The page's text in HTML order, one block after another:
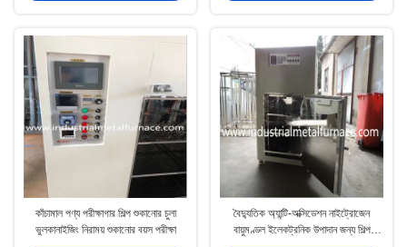
কাঁচামাল পণ্য পরীক্ষাগার শিল্প শুকানোর চুলা
ভুলকানাইজিং নিরাময় শুকানোর বয়স পরীক্ষা
বৈদ্যুতিক অ্যান্টি-অক্সিডেশন নাইট্রোজেন
বায়ুমণ্ডল ইলেকট্রনিক উপাদান জন্য শিল্প